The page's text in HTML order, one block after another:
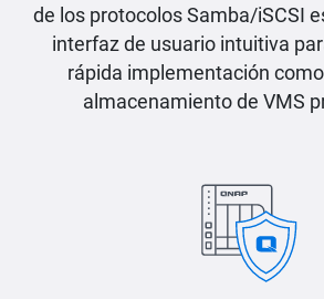
de los protocolos Samba/iSCSI
interfaz de usuario intuitiva
rápida implementación
almacenamiento de VMS